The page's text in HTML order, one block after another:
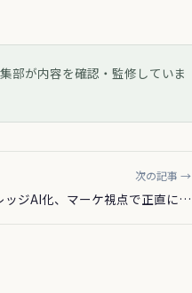
部が内容を確認・監修していま
次の記事 →
ッジAI化、マーケ視点で正直に評
価してみた